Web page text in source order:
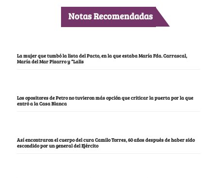
Notas Recomendadas
La mujer que tumbó la lista del Pacto, en la que estaba María Fda. Carrascal,
María del Mar Pizarro y “Lalis
Los opositores de Petro no tuvieron más opción que criticar la puerta por la que
entró a la Casa Blanca
Así encontraron el cuerpo del cura Camilo Torres, 60 años después de haber sido
escondido por un general del Ejército